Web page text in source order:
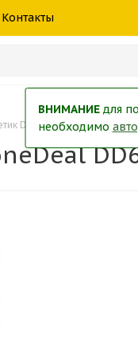
Контакты
DoneDeal DD6726
ВНИМАНИЕдля
необходимо